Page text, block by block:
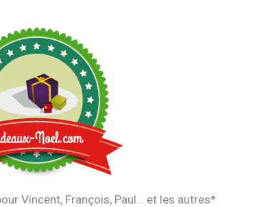
Vincent, François, Paul… et les autres*